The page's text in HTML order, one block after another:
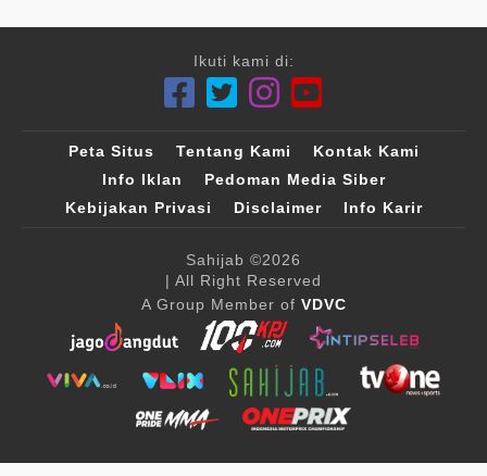
Ikuti kami di:
Peta Situs Tentang Kami
Kontak Kami
Info Iklan
Pedoman Media Siber
Kebijakan Privasi
Disclaimer Info Karir
Sahijab ©2026
| All Right Reserved
A Group Member of VDVC